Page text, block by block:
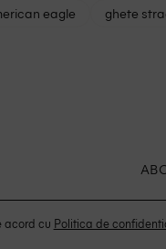
eagle
ghete
acord cu Politica de